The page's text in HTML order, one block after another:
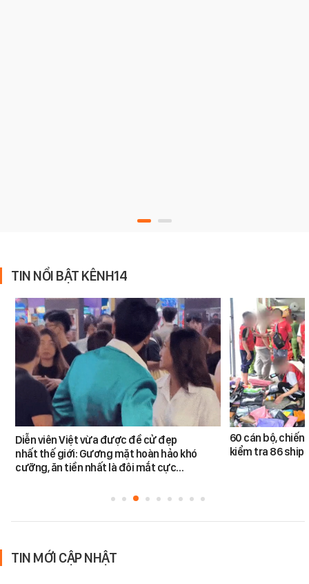
TIN NỔI BẬT KÊNH14
Diễn viên Việt vừa được đề cử đẹp
nhất thế giới: Gương mặt hoàn hảo khó
cưỡng, ăn tiền nhất là đôi mắt cực…
60 cán bộ,
kiểm tra 86
TIN MỚI CẬP NHẬT